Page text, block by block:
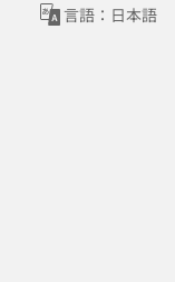
言語：日本語